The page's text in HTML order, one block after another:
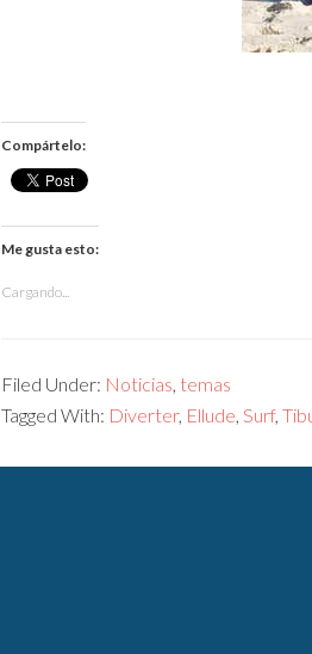
Compártelo:
Me gusta esto:
Cargando...
Filed Under: Noticias, temas
Tagged With: Diverter, Ellude, Surf,